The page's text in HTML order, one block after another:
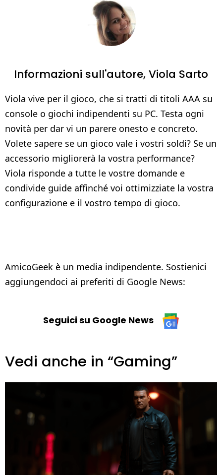
Informazioni sull'autore,Viola Sarto
Viola vive per il gioco, che si tratti di titoli AAA su
console o giochi indipendenti su PC. Testa ogni
novità per dar vi un parere onesto e concreto.
Volete sapere se un gioco vale i vostri soldi? Se un
accessorio migliorerà la vostra performance?
Viola risponde a tutte le vostre domande e
condivide guide affinché voi ottimizziate la vostra
configurazione e il vostro tempo di gioco.
AmicoGeek è un media indipendente. Sostienici
aggiungendoci ai preferiti di Google News:
Seguici su Google News
Vedi anche in “Gaming”